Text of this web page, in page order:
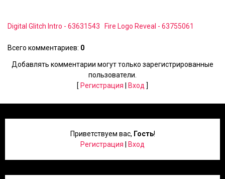
Digital Glitch Intro - 63631543 Fire Logo Reveal - 63755061
Всего комментариев: 0
Добавлять комментарии могут только зарегистрированные
пользователи.
[ Регистрация Вход ]
Приветствуем вас, Гость!
Регистрация
Вход